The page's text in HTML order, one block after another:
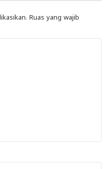
Ruas yang wajib